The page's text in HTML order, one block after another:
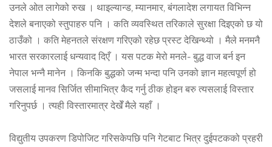
उनले ओत लागेको रुख । थाइल्यान्ड, म्यानमार, बंगलादेश लगायत विभिन्न
देशले बनाएको स्तुपाहरु पनि । कति व्यवस्थित तरिकाले सुरक्षा दिइएको छ यो
ठाउँको । कति मेहनतले संरक्षण गरिएको रहेछ प्रस्ट देखिन्थ्यो । मैले मनमनै
भारत सरकारलाई धन्यवाद दिएँ । यस पटक मेरो मनले- बुद्ध वाज बर्न इन
नेपाल भन्नै मानेन । किनकि बुद्धको जन्म भन्दा पनि उनको ज्ञान महत्वपूर्ण हो
जसलाई मानव सिर्जित सीमाभित्र कैद गर्नु ठीक होइन बरु त्यसलाई विस्तार
गरिनुपर्छ । त्यही विस्तारमात्र देखेँ मैले यहाँ ।
विद्युतीय उपकरण डिपोजिट गरिसकेपछि पनि गेटबाट भित्र दुईपटकको प्रहरी